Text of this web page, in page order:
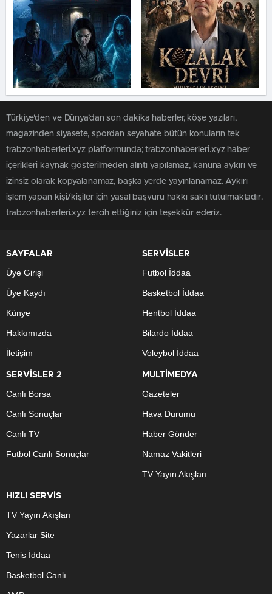
Türkiye'den ve Dünya’dan son dakika haberler, köşe yazıları,
magazinden siyasete, spordan seyahate bütün konuların tek
trabzonhaberleri.xyz platformunda; trabzonhaberleri.xyz haber
içerikleri kaynak gösterilmeden alıntı yapılamaz, kanuna aykırı ve
izinsiz olarak kopyalanamaz, başka yerde yayınlanamaz. Aykırı
işlem yapan kişi/kişiler için yasal başvuru hakkı saklı tutulmaktadır.
trabzonhaberleri.xyz tercih ettiğiniz için teşekkür ederiz.
SAYFALAR
Üye Girişi
Üye Kaydı
Künye
Hakkımızda
İletişim
SERVİSLER
Futbol İddaa
Basketbol İddaa
Hentbol İddaa
Bilardo İddaa
Voleybol İddaa
SERVİSLER 2
Canlı Borsa
Canlı Sonuçlar
Canlı TV
Futbol Canlı Sonuçlar
MULTİMEDYA
Gazeteler
Hava Durumu
Haber Gönder
Namaz Vakitleri
TV Yayın Akışları
HIZLI SERVİS
TV Yayın Akışları
Yazarlar Site
Tenis İddaa
Basketbol Canlı